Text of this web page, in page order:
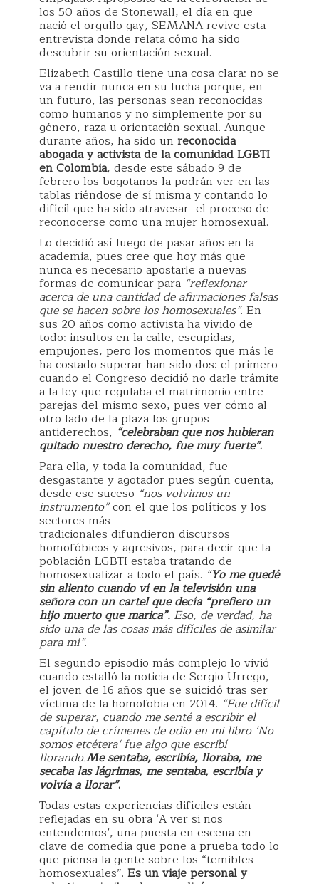
los 50 años de Stonewall, el día en que
nació el orgullo gay, SEMANA revive esta
entrevista donde relata cómo ha sido
descubrir su orientación sexual.
Elizabeth Castillo tiene una cosa clara: no se
va a rendir nunca en su lucha porque, en
un futuro, las personas sean reconocidas
como humanos y no simplemente por su
género, raza u orientación sexual. Aunque
durante años, ha sido un reconocida
abogada y activista de la comunidad LGBTI
en Colombia, desde este sábado 9 de
febrero los bogotanos la podrán ver en las
tablas riéndose de sí misma y contando lo
difícil que ha sido atravesar el proceso de
reconocerse como una mujer homosexual.
Lo decidió así luego de pasar años en la
academia, pues cree que hoy más que
nunca es necesario apostarle a nuevas
formas de comunicar para “reflexionar
acerca de una cantidad de afirmaciones falsas
que se hacen sobre los homosexuales”. En
sus 20 años como activista ha vivido de
todo: insultos en la calle, escupidas,
empujones, pero los momentos que más le
ha costado superar han sido dos: el primero
cuando el Congreso decidió no darle trámite
a la ley que regulaba el matrimonio entre
parejas del mismo sexo, pues ver cómo al
otro lado de la plaza los grupos
antiderechos, “celebraban que nos hubieran
quitado nuestro derecho, fue muy fuerte”.
Para ella, y toda la comunidad, fue
desgastante y agotador pues según cuenta,
desde ese suceso “nos volvimos un
instrumento”con el que los políticos y los
sectores más
tradicionales difundieron discursos
homofóbicos y agresivos, para decir que la
población LGBTI estaba tratando de
homosexualizar a todo el país. “Yo me quedé
sin aliento cuando ví en la televisión una
señora con un cartel que decía “prefiero un
hijo muerto que marica”. Eso, de verdad, ha
sido una de las cosas más difíciles de asimilar
para mí”.
El segundo episodio más complejo lo vivió
cuando estalló la noticia de Sergio Urrego,
el joven de 16 años que se suicidó tras ser
víctima de la homofobia en 2014. “Fue difícil
de superar, cuando me senté a escribir el
capítulo de crímenes de odio en mi libro ‘No
somos etcétera‘ fue algo que escribí
llorando.Me sentaba, escribía, lloraba, me
secaba las lágrimas, me sentaba, escribía y
volvía a llorar”.
Todas estas experiencias difíciles están
reflejadas en su obra ‘A ver si nos
entendemos’, una puesta en escena en
clave de comedia que pone a prueba todo lo
que piensa la gente sobre los “temibles
homosexuales”. Es un viaje personal y